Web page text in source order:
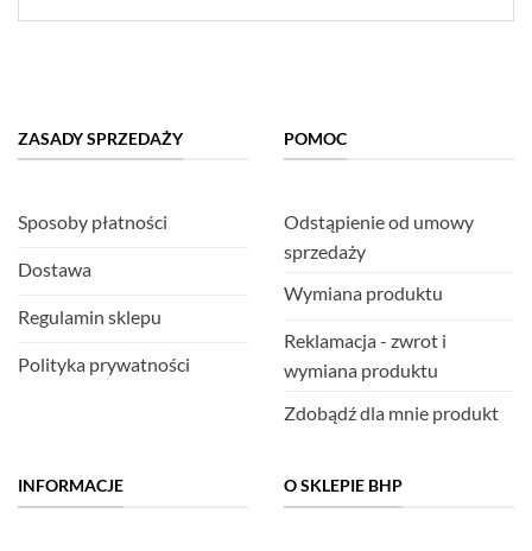
ZASADY SPRZEDAŻY
Sposoby płatności
Dostawa
Regulamin sklepu
Polityka prywatności
POMOC
Odstąpienie od umowy
sprzedaży
Wymiana produktu
Reklamacja - zwrot i
wymiana produktu
Zdobądź dla mnie produkt
INFORMACJE O SKLEPIE BHP